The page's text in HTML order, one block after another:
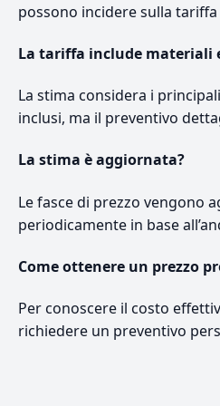
possono incidere sulla
La tariffa include materiali
La stima considera i
inclusi, ma il preventivo
La stima è aggiornata?
Le fasce di prezzo vengono
periodicamente in base
Come ottenere un prezzo
Per conoscere il costo
richiedere un preventivo